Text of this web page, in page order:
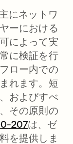
にネットワ
ーにおける
によって実
に検証を行
ロー内での
れます。短
およびすべ
その原則の
207新しいタ
は、ゼ
を提供しま